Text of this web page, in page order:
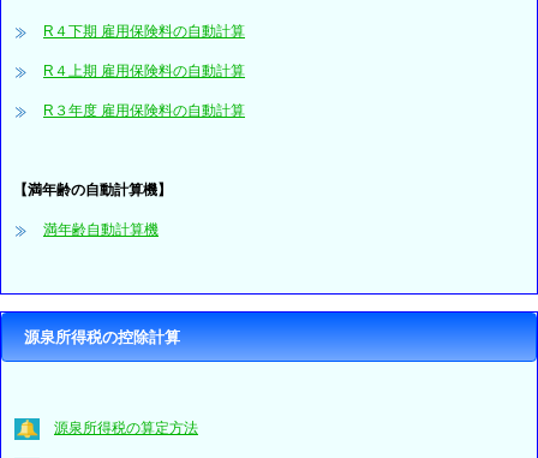
R４下期 雇用保険料の自動計算
R４上期 雇用保険料の自動計算
R３年度 雇用保険料の自動計算
【満年齢の自動計算機】
満年齢自動計算機
源泉所得税の控除計算
源泉所得税の算定方法